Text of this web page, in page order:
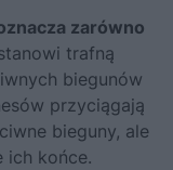
zarówno
trafną
biegunów
przyciągają
bieguny, ale
ich końce.